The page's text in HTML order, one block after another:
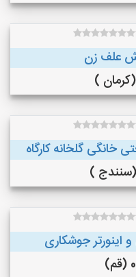
علف زن
گلخانه کارگاه
جوشکاری